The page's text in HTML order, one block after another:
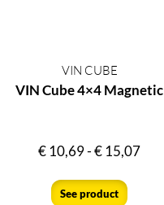
VIN CUBE
VIN Cube 4×4 Magnetic
€10,69-€15,07
See product